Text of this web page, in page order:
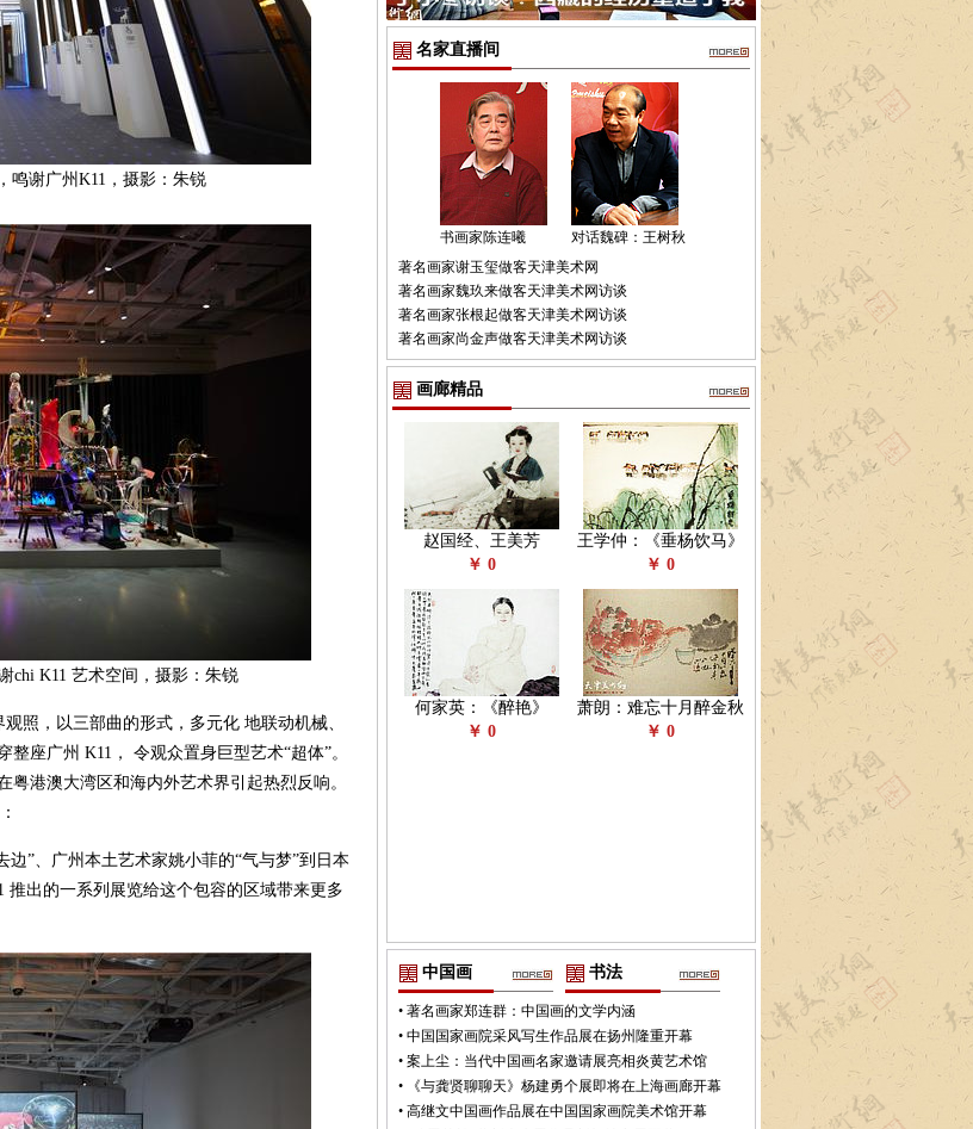
鸣谢广州K11，摄影：朱锐
chi K11 艺术空间，摄影：朱锐
，以三部曲的形式，多元化 地联动机械、
座广州 K11， 令观众置身巨型艺术“超体”。
港澳大湾区和海内外艺术界引起热烈反响。
”、广州本土艺术家姚小菲的“气与梦”到日本
推出的一系列展览给这个包容的区域带来更多
名家直播间
书画家陈连曦
对话魏碑：王树秋
著名画家谢玉玺做客天津美术网
著名画家魏玖来做客天津美术网访谈
著名画家张根起做客天津美术网访谈
著名画家尚金声做客天津美术网访谈
画廊精品
赵国经、王美芳
￥ 0
王学仲：《垂杨饮马》
￥ 0
何家英：《醉艳》
￥ 0
萧朗：难忘十月醉金秋
￥ 0
中国画 书法
• 著名画家郑连群：中国画的文学内涵
• 中国国家画院采风写生作品展在扬州隆重开幕
• 案上尘：当代中国画名家邀请展亮相炎黄艺术馆
•
《与龚贤聊聊天》杨建勇个展即将在上海画廊开幕
• 高继文中国画作品展在中国国家画院美术馆开幕